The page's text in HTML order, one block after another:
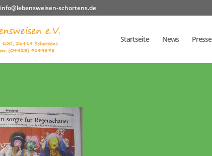
info@lebensweisen-schortens.de
Startseite News Presse